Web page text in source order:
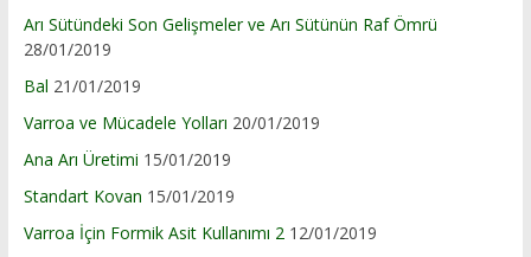
Arı Sütündeki Son Gelişmeler ve Arı Sütünün Raf Ömrü
28/01/2019
Bal 21/01/2019
Varroa ve Mücadele Yolları 20/01/2019
Ana Arı Üretimi 15/01/2019
Standart Kovan 15/01/2019
Varroa İçin Formik Asit Kullanımı 2 12/01/2019